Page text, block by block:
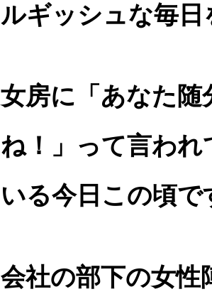
ルギッシュな毎
女房に「あなた
ね！」って言わ
いる今日この頃で
会社の部下の女性